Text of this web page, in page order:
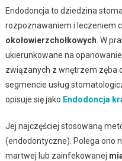
Endodoncja to dziedzina
rozpoznawaniem i leczeniem
okołowierzchołkowych . W
ukierunkowane na
związanych z wnętrzem zęba
segmencie usług
opisuje się jako Endodoncja
Jej najczęściej stosowaną
(endodontyczne). Polega ono
martwej lub zainfekowanej